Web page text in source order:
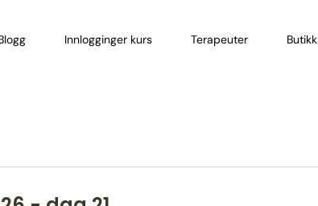
Innlogginger kurs Terapeuter Butikk